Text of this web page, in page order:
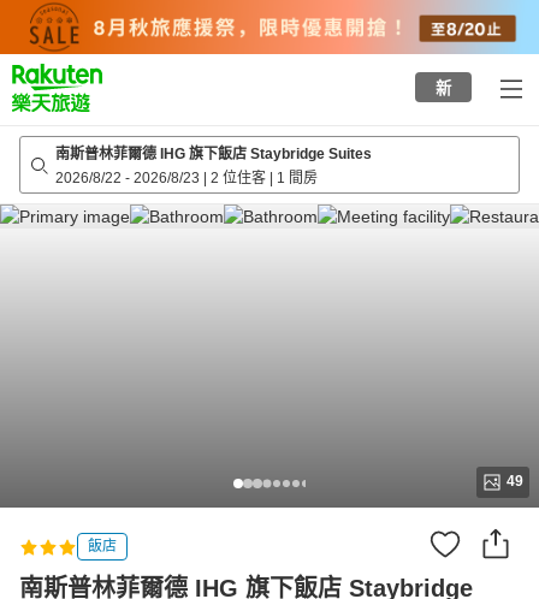
top
page
新
南斯普林菲爾德 IHG 旗下飯店 Staybridge Suites
2026/8/22 - 2026/8/23 | 2 位住客 | 1 間房
49
飯店
南斯普林菲爾德 IHG 旗下飯店 Staybridge